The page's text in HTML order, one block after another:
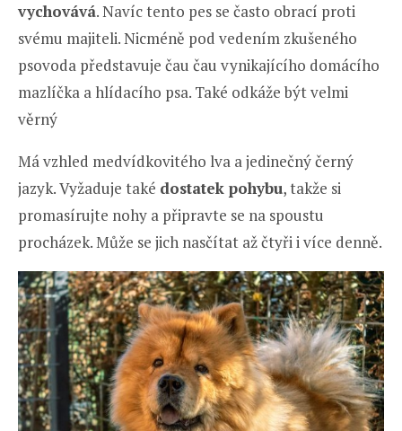
vychovává. Navíc tento pes se často obrací proti
svému majiteli. Nicméně pod vedením zkušeného
psovoda představuje čau čau vynikajícího domácího
mazlíčka a hlídacího psa. Také odkáže být velmi
věrný
Má vzhled medvídkovitého lva a jedinečný černý
jazyk. Vyžaduje také dostatek pohybu, takže si
promasírujte nohy a připravte se na spoustu
procházek. Může se jich nasčítat až čtyři i více denně.